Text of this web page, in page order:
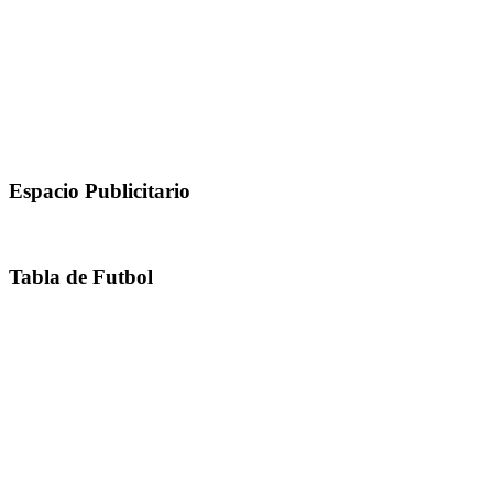
Espacio Publicitario
Tabla de Futbol